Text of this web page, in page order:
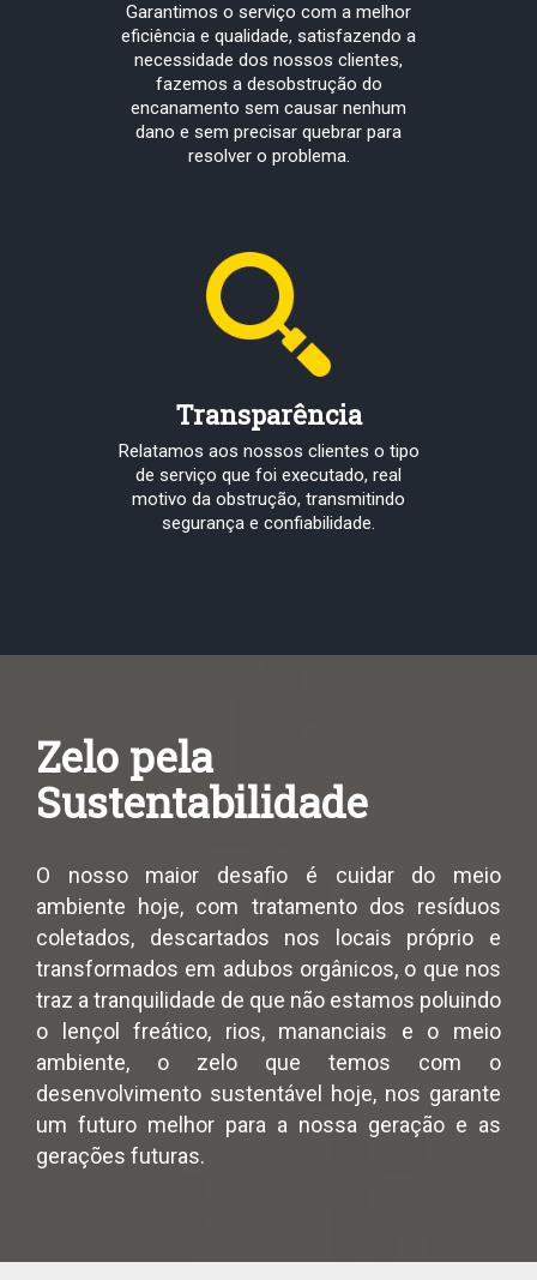
Garantimos o serviço com a melhor
eficiência e qualidade, satisfazendo a
necessidade dos nossos clientes,
fazemos a desobstrução do
encanamento sem causar nenhum
dano e sem precisar quebrar para
resolver o problema.
Transparência
Relatamos aos nossos clientes o tipo
de serviço que foi executado, real
motivo da obstrução, transmitindo
segurança e confiabilidade.
Zelo pela
Sustentabilidade
O nosso maior desafio é cuidar do meio
ambiente hoje, com tratamento dos resíduos
coletados, descartados nos locais próprio e
transformados em adubos orgânicos, o que nos
traz a tranquilidade de que não estamos poluindo
o lençol freático, rios, mananciais e o meio
ambiente, o zelo que temos com o
desenvolvimento sustentável hoje, nos garante
um futuro melhor para a nossa geração e as
gerações futuras.